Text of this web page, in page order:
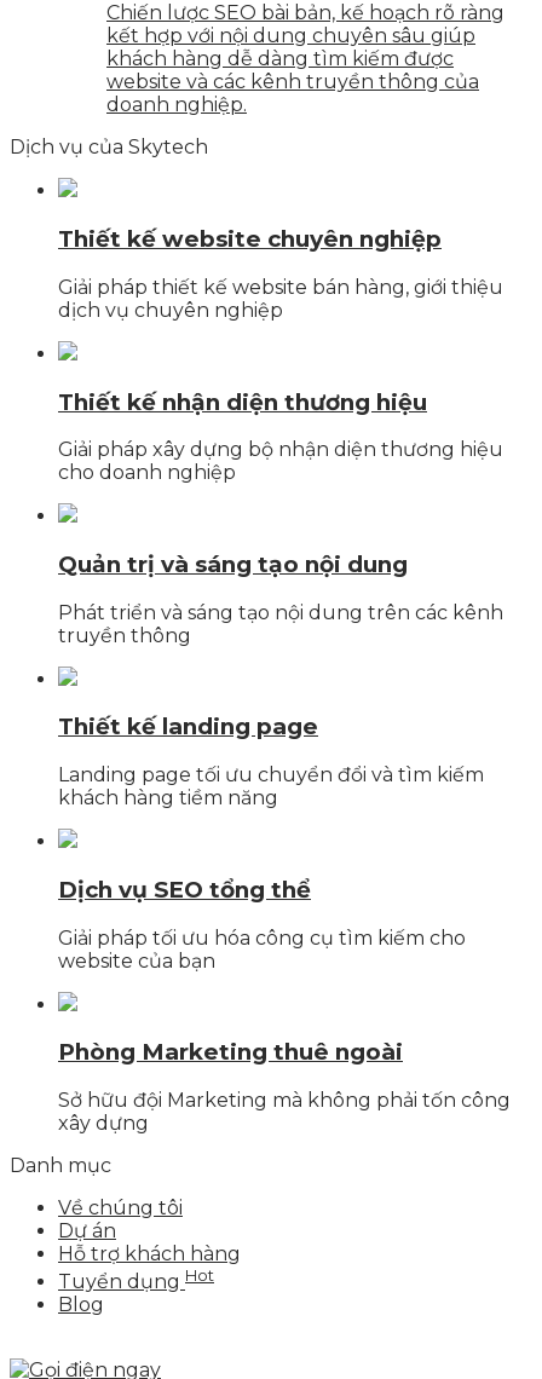
Chiến lược SEO bài bản, kế hoạch rõ ràng
kết hợp với nội dung chuyên sâu giúp
khách hàng dễ dàng tìm kiếm được
website và các kênh truyền thông của
doanh nghiệp.
Dịch vụ của Skytech
Thiết kế website chuyên nghiệp
Giải pháp thiết kế website bán hàng, giới thiệu
dịch vụ chuyên nghiệp
Thiết kế nhận diện thương hiệu
Giải pháp xây dựng bộ nhận diện thương hiệu
cho doanh nghiệp
Quản trị và sáng tạo nội dung
Phát triển và sáng tạo nội dung trên các kênh
truyền thông
Thiết kế landing page
Landing page tối ưu chuyển đổi và tìm kiếm
khách hàng tiềm năng
Dịch vụ SEO tổng thể
Giải pháp tối ưu hóa công cụ tìm kiếm cho
website của bạn
Phòng Marketing thuê ngoài
Sở hữu đội Marketing mà không phải tốn công
xây dựng
Danh mục
Về chúng tôi
Dự án
Hỗ trợ khách hàng
Tuyển dụng Hot
Blog